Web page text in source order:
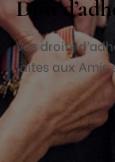
Don
Vos droits
faites aux Amis